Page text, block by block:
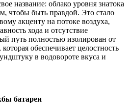
название: облако уровня знатока
чтобы быть правдой. Это стало
акценту на потоке воздуха,
хода и отсутствие
путь полностью изолирован от
обеспечивает целостность
в водовороте вкуса и
батареи